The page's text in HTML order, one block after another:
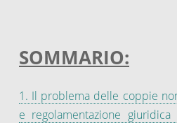
SOMMARIO:
1. Il problema delle coppie
e regolamentazione